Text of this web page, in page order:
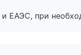
ЕАЭС, при